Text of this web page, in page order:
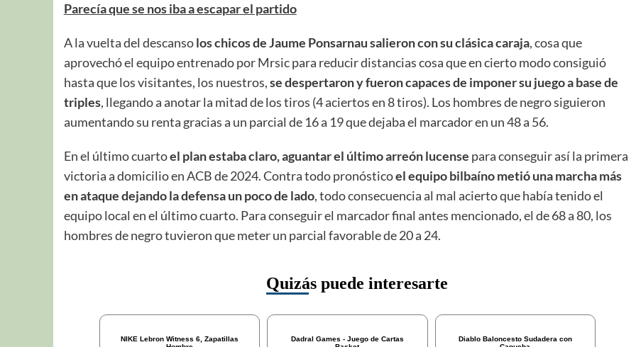
Parecía que se nos iba a escapar el partido
A la vuelta del descansolos chicos de Jaume Ponsarnau salieron con su clásica caraja, cosa que
aprovechó el equipo entrenado por Mrsic para reducir distancias cosa que en cierto modo consiguió
hasta que los visitantes, los nuestros,se despertaron y fueron capaces de imponer su juego a base de
triples, llegando a anotar la mitad de los tiros (4 aciertos en 8 tiros). Los hombres de negro siguieron
aumentando su renta gracias a un parcial de 16 a 19 que dejaba el marcador en un 48 a 56.
En el último cuartoel plan estaba claro, aguantar el último arreón lucense para conseguir así la primera
victoria a domicilio en ACB de 2024. Contra todo pronósticoel equipo bilbaíno metió una marcha más
en ataque dejando la defensa un poco de lado, todo consecuencia al mal acierto que había tenido el
equipo local en el último cuarto. Para conseguir el marcador final antes mencionado, el de 68 a 80, los
hombres de negro tuvieron que meter un parcial favorable de 20 a 24.